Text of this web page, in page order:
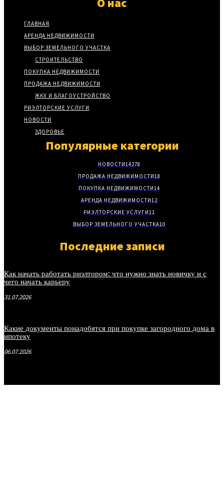
ГЛАВНАЯ
АРЕНДА НЕДВИЖИМОСТИ
ВЫБОР ЗЕМЕЛЬНОГО УЧАСТКА
СТРОИТЕЛЬСТВО
ПОКУПКА НЕДВИЖИМОСТИ
ПРОДАЖА НЕДВИЖИМОСТИ
ЖКХ И БЛАГОУСТРОЙСТВО
РИЭЛТОРСКИЕ УСЛУГИ
НОВОСТИ
ЗДОРОВЬЕ
Популярные категории
НОВОСТИ14278
ПРОДАЖА НЕДВИЖИМОСТИ18
ПОКУПКА НЕДВИЖИМОСТИ14
АРЕНДА НЕДВИЖИМОСТИ12
РИЭЛТОРСКИЕ УСЛУГИ11
ВЫБОР ЗЕМЕЛЬНОГО УЧАСТКА10
Последние записи
Как начать работать риэлтором: что нужно знать новичку и с
чего начать карьеру
31.07.2026
Какие документы понадобятся при покупке загородного дома в
ипотеку
06.07.2026